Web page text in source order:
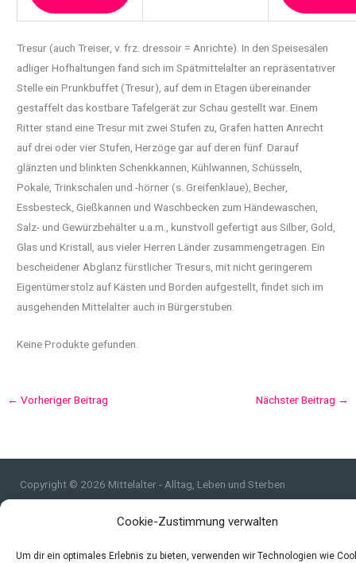
Cookie-Zustimmung verwalten
Um dir ein optimales Erlebnis zu bieten, verwenden wir Technologien wie
Tresur (auch Treiser, v. frz. dressoir = Anrichte). In den Speisesälen
adliger Hofhaltungenfand sich im Spätmittelalter an repräsentativer
Stelle ein Prunkbuffet (Tresur), auf dem in Etagen übereinander
gestaffelt das kostbare Tafelgerät zur Schau gestellt war. Einem
Ritter stand eine Tresur mit zwei Stufen zu, Grafen hatten Anrecht
auf drei oder vier Stufen, Herzöge gar auf deren fünf. Darauf
glänzten und blinkten Schenkkannen, Kühlwannen, Schüsseln,
Pokale, Trinkschalen und -hörner (s. Greifenklaue), Becher,
Essbesteck, Gießkannen und Waschbecken zum Händewaschen,
Salz- und Gewürzbehälter u.a.m., kunstvoll gefertigt aus Silber, Gold,
Glas und Kristall, aus vieler Herren Länder zusammengetragen. Ein
bescheidener Abglanz fürstlicher Tresurs, mit nicht geringerem
Eigentümerstolz auf Kästen und Borden aufgestellt, findet sich im
ausgehenden Mittelalter auch in Bürgerstuben.
Keine Produkte gefunden.
← Vorheriger Beitrag Nächster Beitrag →
Copyright © 2026 Mittelalter - Alltag, Leben und Sterben
Datenschutzerklärung und Cookie-Richtlinie
Quellen